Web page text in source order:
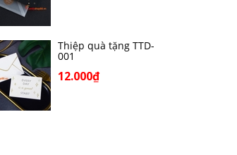
Thiệp quà tặng TTD-
001
12.000₫